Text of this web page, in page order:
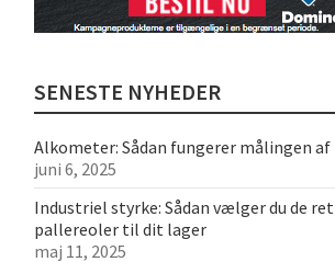
SENESTE NYHEDER
Alkometer: Sådan fungerer målingen
juni 6, 2025
Industriel styrke: Sådan vælger du de
pallereoler til dit lager
maj 11, 2025